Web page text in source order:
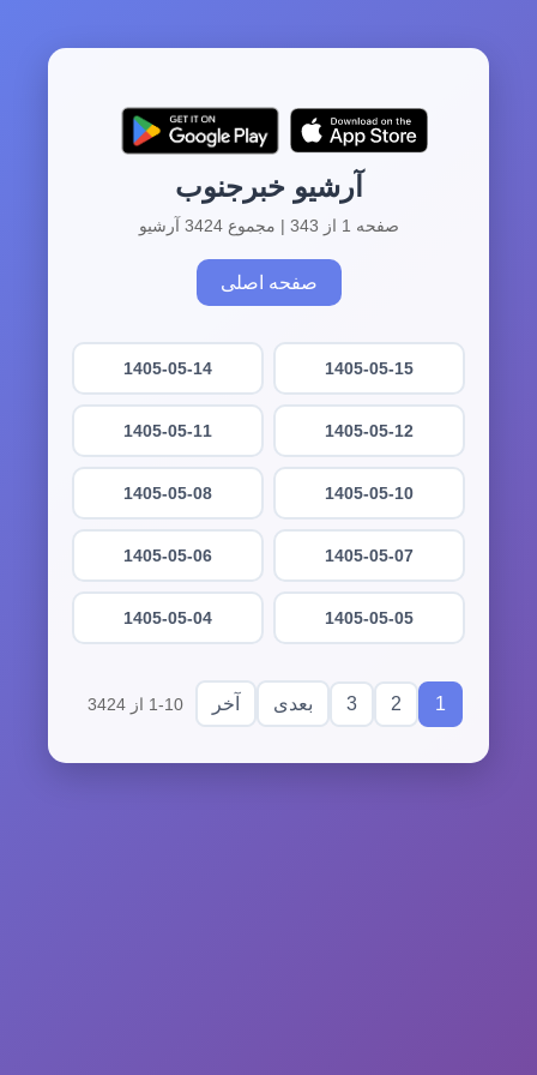
آرشیو خبرجنوب
صفحه 1 از 343 | مجموع 3424 آرشیو
صفحه اصلی
1405-05-15
1405-05-14
1405-05-12
1405-05-11
1405-05-10
1405-05-08
1405-05-07
1405-05-06
1405-05-05
1405-05-04
1
2
3 بعدی آخر 1-10 از 3424